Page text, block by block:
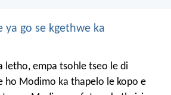
ya go se kgethwe ka
letho, empa tsohle tseo le di
ho Modimo ka thapelo le kopo e